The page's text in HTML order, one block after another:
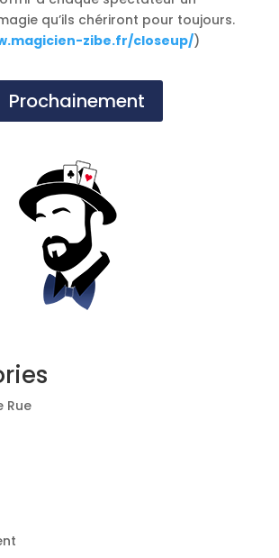
qu’ils chériront pour toujours.
zibe.fr/closeup/)
Prochainement
Rue